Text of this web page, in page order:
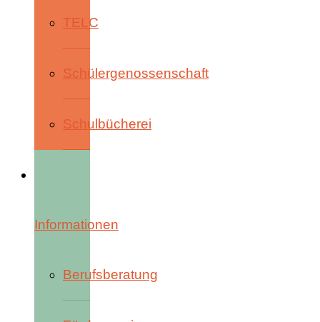
TELC
Schülergenossenschaft
Schulbücherei
Informationen
Berufsberatung